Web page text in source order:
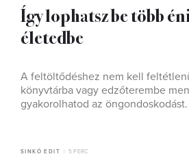
Így lophatsz be több
életedbe
A feltöltődéshez nem kell
könyvtárba vagy edzőterembe
gyakorolhatod az öngondoskodást.
SINKÓ EDIT 5 PERC